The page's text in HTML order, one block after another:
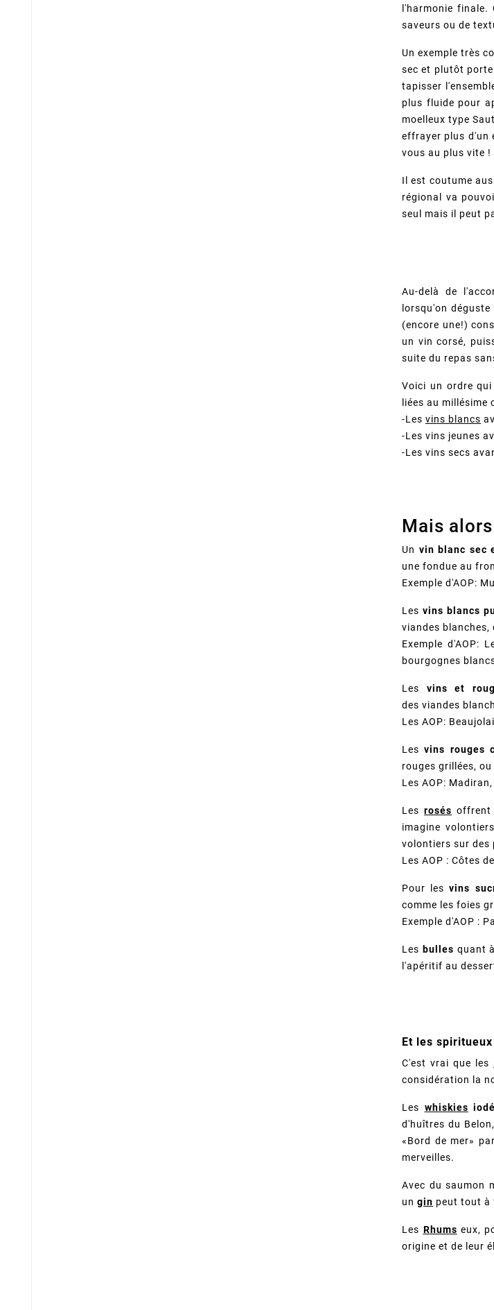
l'harmonie
saveurs ou de
Un exemple très
sec et plutôt
tapisser
plus fluide pour
moelleux type
effrayer plus d'un
vous au plus vite !
Il est coutume
régional va
seul mais il peut
Au-delà de
lorsqu'on
(encore une!)
un vin corsé,
suite du repas
Voici un ordre
liées au
-Lesvins blancs
-Les vins jeunes
-Les vins secs
Mais
Un vin blanc sec
une fondue au
Exemple d'AOP:
Lesvins blancs
viandes
Exemple d'AOP:
bourgognes
Les vins et
des viandes
Les AOP:
Lesvins rouges
rouges grillées,
Les AOP:
Lesrosés offrent
imagine
volontiers sur des
Les AOP : Côtes
Pour lesvins
comme les foies
Exemple d'AOP :
Les bulles quant
l'apéritif au
Et les
C'est vrai que les
considération la
Les whiskies
d'huîtres du
«Bord de mer»
merveilles.
Avec du saumon
un gin peut tout à
Les Rhums eux,
origine et de leur